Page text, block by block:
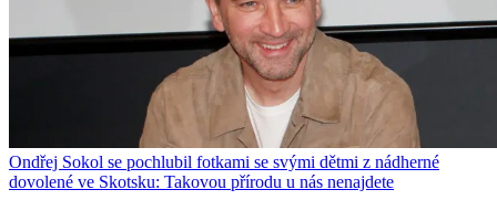
Ondřej Sokol se pochlubil fotkami se svými dětmi z nádherné
dovolené ve Skotsku: Takovou přírodu u nás nenajdete